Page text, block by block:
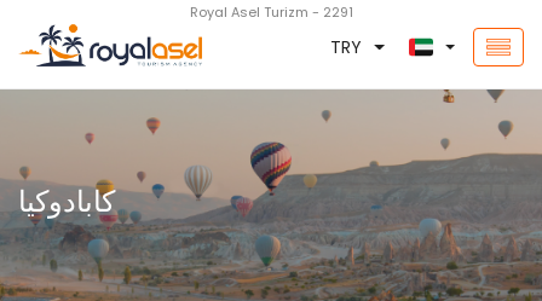
Royal Asel Turizm - 2291
TRY
كابادوكيا